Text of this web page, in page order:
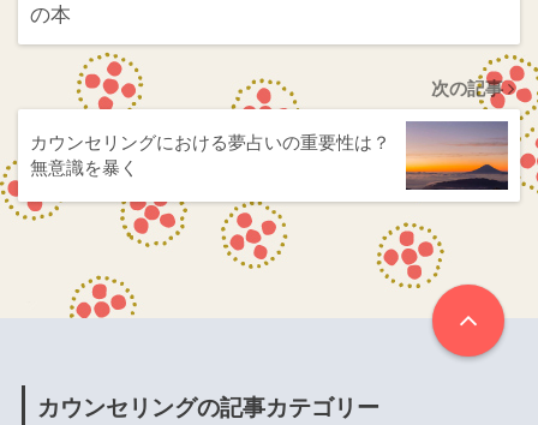
次の記事
カウンセリングにおける夢占いの重要性は？
無意識を暴く
カウンセリングの記事カテゴリー